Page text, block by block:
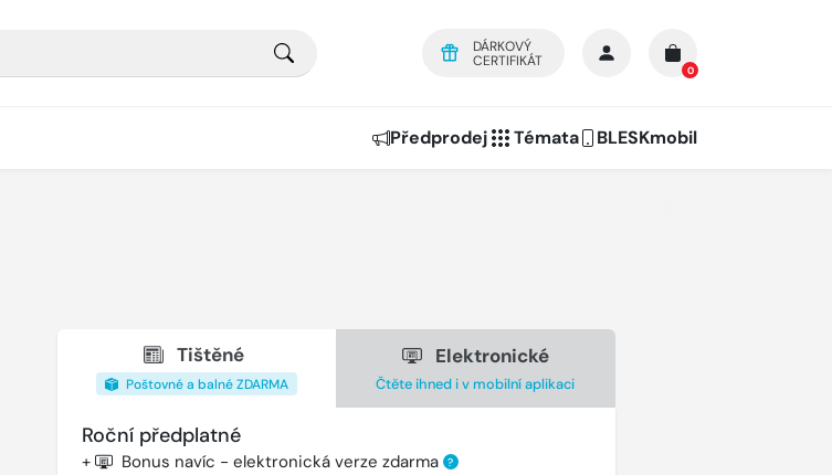
DÁRKOVÝ
CERTIFIKÁT
0
Předprodej Témata BLESKmobil
Tištěné
Poštovné a balné ZDARMA
Elektronické
Čtěte ihned i v mobilní aplikaci
Roční předplatné
+ Bonus navíc - elektronická verze zdarma ?